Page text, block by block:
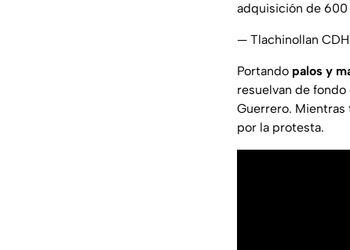
adquisición de 600
— Tlachinollan
Portando palos y
resuelvan de
Guerrero. Mientras
por la protesta.